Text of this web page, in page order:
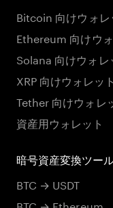
Bitcoin 向けウォレ
Ethereum 向けウ
Solana 向けウォレ
XRP 向けウォレット
Tether 向けウォレ
資産用ウォレット
暗号資産変換ツー
BTC → USDT